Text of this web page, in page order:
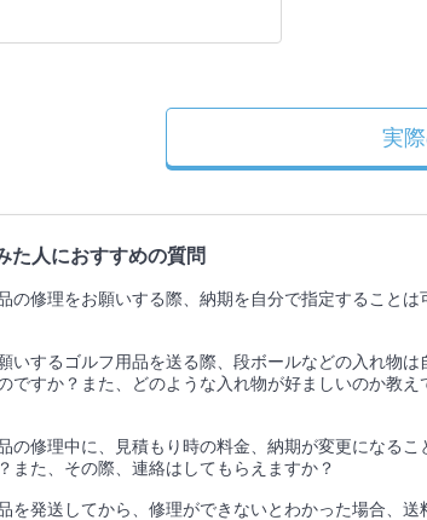
実
た人におすすめの質問
の修理をお願いする際、納期を自分で指定することは
いするゴルフ用品を送る際、段ボールなどの入れ物は
ですか？また、どのような入れ物が好ましいのか教え
の修理中に、見積もり時の料金、納期が変更になるこ
また、その際、連絡はしてもらえますか？
を発送してから、修理ができないとわかった場合、送